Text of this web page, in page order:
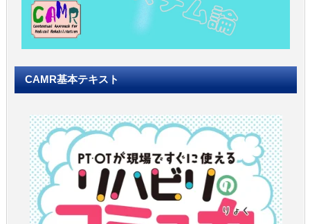
CAMR基本テキスト